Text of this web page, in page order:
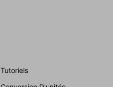
Tutoriels